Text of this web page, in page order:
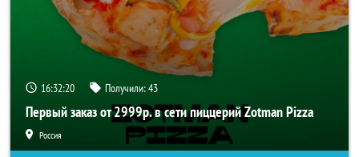
16:32:20 Получили:43
Первый заказ от 2999р. в сети пиццерий Zotman Pizza
Россия